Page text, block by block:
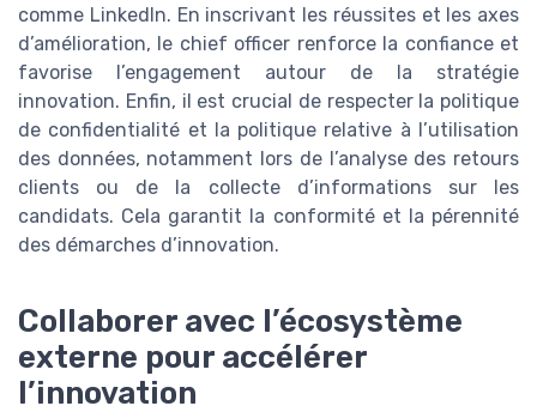
comme LinkedIn. En inscrivant les réussites et les axes
d’amélioration, le chief officer renforce la confiance et
favorise l’engagement autour de la stratégie
innovation. Enfin, il est crucial de respecter la politique
de confidentialité et la politique relative à l’utilisation
des données, notamment lors de l’analyse des retours
clients ou de la collecte d’informations sur les
candidats. Cela garantit la conformité et la pérennité
des démarches d’innovation.
Collaborer avec l’écosystème
externe pour accélérer
l’innovation